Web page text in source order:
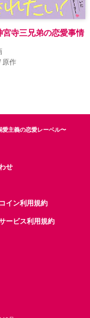
宮寺三兄弟の恋愛事情
原作
愛主義の恋愛レーベル〜
せ
イン利用規約
ービス利用規約